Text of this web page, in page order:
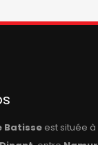
Batisse est située à